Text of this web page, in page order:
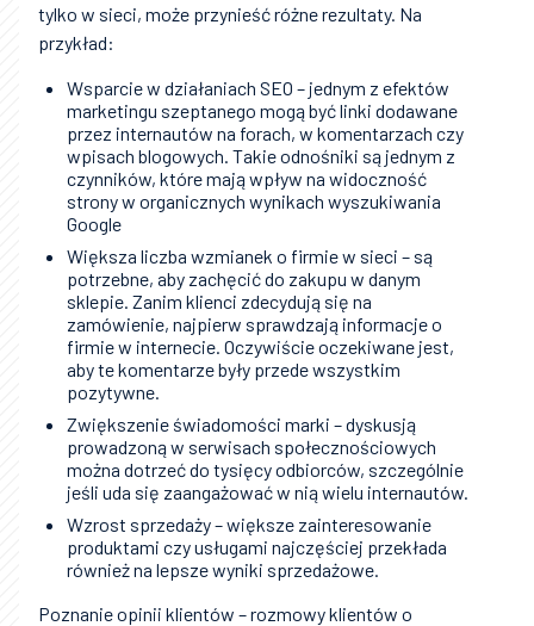
tylko w sieci, może przynieść różne rezultaty. Na
przykład:
Wsparcie w działaniach SEO – jednym z efektów
marketingu szeptanego mogą być linki dodawane
przez internautów na forach, w komentarzach czy
wpisach blogowych. Takie odnośniki są jednym z
czynników, które mają wpływ na widoczność
strony w organicznych wynikach wyszukiwania
Google
Większa liczba wzmianek o firmie w sieci – są
potrzebne, aby zachęcić do zakupu w danym
sklepie. Zanim klienci zdecydują się na
zamówienie, najpierw sprawdzają informacje o
firmie w internecie. Oczywiście oczekiwane jest,
aby te komentarze były przede wszystkim
pozytywne.
Zwiększenie świadomości marki – dyskusją
prowadzoną w serwisach społecznościowych
można dotrzeć do tysięcy odbiorców, szczególnie
jeśli uda się zaangażować w nią wielu internautów.
Wzrost sprzedaży – większe zainteresowanie
produktami czy usługami najczęściej przekłada
również na lepsze wyniki sprzedażowe.
Poznanie opinii klientów – rozmowy klientów o